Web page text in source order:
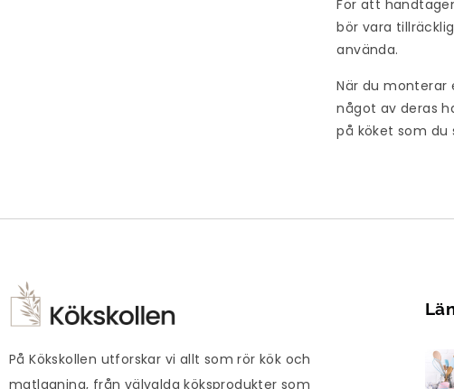
För att
bör vara
använda.
När du monterar
något av deras
på köket som du
På Kökskollen utforskar vi allt som rör kök och
matlagning, från välvalda köksprodukter som